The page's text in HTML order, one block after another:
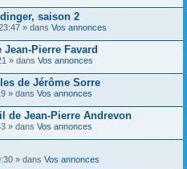
saison 2
» dans Vos annonces
Pierre Favard
» dans Vos annonces
de Jérôme Sorre
» dans Vos annonces
de Jean-Pierre Andrevon
» dans Vos annonces
» dans Vos annonces